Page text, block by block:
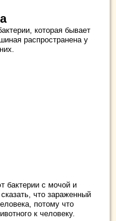
которая бывает
распространена у
бактерии с мочой и
что зараженный
потому что
к человеку.